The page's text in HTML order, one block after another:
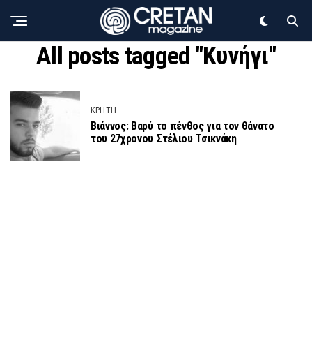
All posts tagged "Κυνήγι"
ΚΡΗΤΗ
Βιάννος: Βαρύ το πένθος για τον θάνατο
του 27χρονου Στέλιου Τσικνάκη